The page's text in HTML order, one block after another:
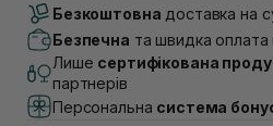
В наявності
Самовивіз м. Луцьк, вул.
В наявності
Самовивіз м. Львів, вул.
(Duck’s Lake)
В наявності
Безкоштовна доставка на
Безпечна та швидка оплата
Лише сертифікована
партнерів
Персональна система